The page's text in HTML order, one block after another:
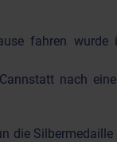
fahren
nach
die